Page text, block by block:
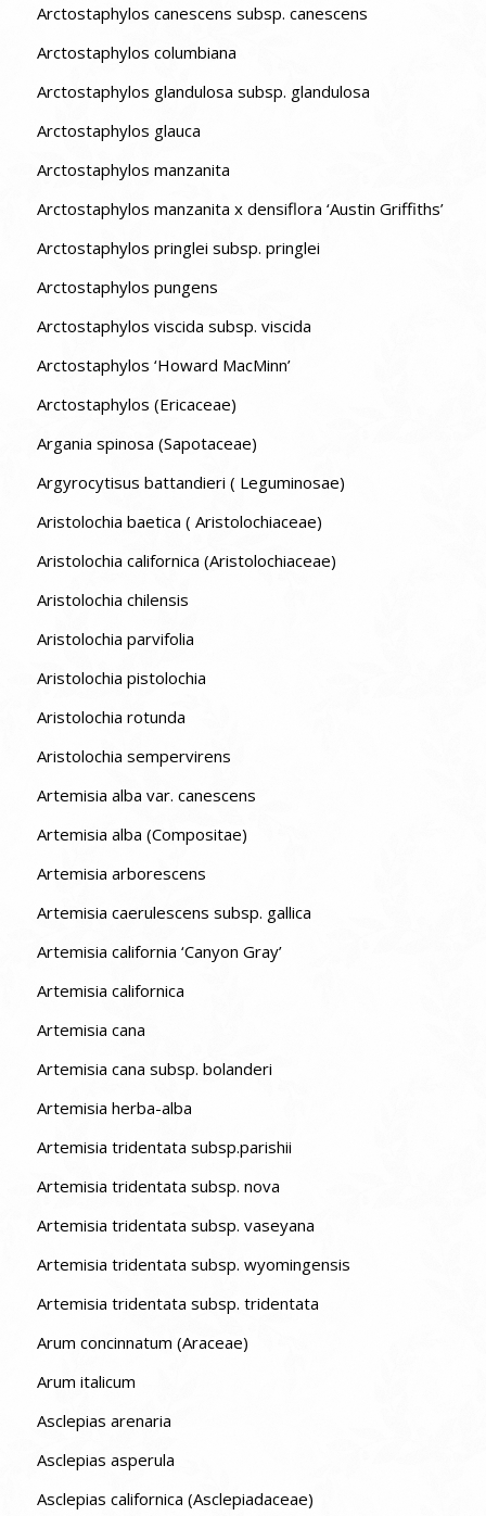
Arctostaphylos canescens subsp. canescens
Arctostaphylos columbiana
Arctostaphylos glandulosa subsp. glandulosa
Arctostaphylos glauca
Arctostaphylos manzanita
Arctostaphylos manzanita x densiflora ‘Austin Griffiths’
Arctostaphylos pringlei subsp. pringlei
Arctostaphylos pungens
Arctostaphylos viscida subsp. viscida
Arctostaphylos ‘Howard MacMinn’
Arctostaphylos (Ericaceae)
Argania spinosa (Sapotaceae)
Argyrocytisus battandieri ( Leguminosae)
Aristolochia baetica ( Aristolochiaceae)
Aristolochia californica (Aristolochiaceae)
Aristolochia chilensis
Aristolochia parvifolia
Aristolochia pistolochia
Aristolochia rotunda
Aristolochia sempervirens
Artemisia alba var. canescens
Artemisia alba (Compositae)
Artemisia arborescens
Artemisia caerulescens subsp. gallica
Artemisia california ‘Canyon Gray’
Artemisia californica
Artemisia cana
Artemisia cana subsp. bolanderi
Artemisia herba-alba
Artemisia tridentata subsp.parishii
Artemisia tridentata subsp. nova
Artemisia tridentata subsp. vaseyana
Artemisia tridentata subsp. wyomingensis
Artemisia tridentata subsp. tridentata
Arum concinnatum (Araceae)
Arum italicum
Asclepias arenaria
Asclepias asperula
Asclepias californica (Asclepiadaceae)